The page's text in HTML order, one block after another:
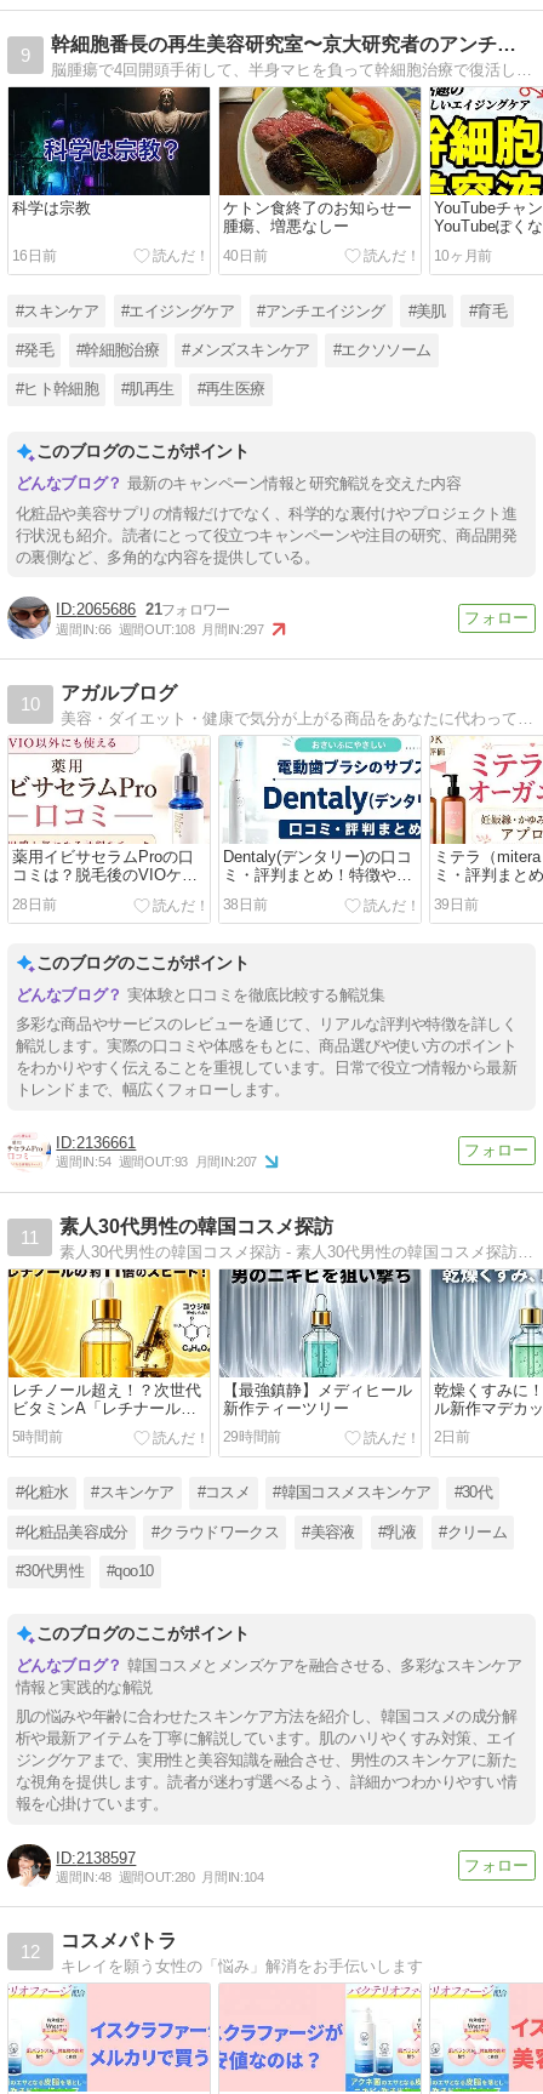
9
幹細胞番長の再生美容研究室〜京大研究者のアンチエイジング〜
脳腫瘍で4回開頭手術して、半身マヒを負って幹細胞治療で復活した研究者が、闘病しながら、再生医療の成分を配合したした若返り美容液を開発する過程を発信しています。再生医療を世に広めるために美容液の開発・販売と平行して医師免許取得も目指しています
科学は宗教
16日前
ケトン食終了のお知らせー
腫瘍、増悪なしー
40日前
YouTubeチャ
YouTubeぽく
10ヶ月前
#スキンケア #エイジングケア #アンチエイジング #美肌 #育毛
#発毛 #幹細胞治療 #メンズスキンケア #エクソソーム
#ヒト幹細胞 #肌再生 #再生医療
このブログのここがポイント
最新のキャンペーン情報と研究解説を交えた内容
化粧品や美容サプリの情報だけでなく、科学的な裏付けやプロジェクト進
行状況も紹介。読者にとって役立つキャンペーンや注目の研究、商品開発
の裏側など、多角的な内容を提供している。
2065686 21
週間IN:66 週間OUT:108 月間IN:297
10
アガルブログ
美容・ダイエット・健康で気分が上がる商品をあなたに代わって鬼調査！美容好きなら見逃せない商品の特徴・口コミ・最安値など、購入前にチェックしたいポイントをまとめています。
薬用イビサセラムProの口
コミは？脱毛後のVIOケア
を考える人へ
28日前
Dentaly(デンタリー)の口コ
ミ・評判まとめ！特徴やメ
リット・注意点を紹介
38日前
ミテラ（
ミ・評判まと
すすめする人
39日前
このブログのここがポイント
実体験と口コミを徹底比較する解説集
多彩な商品やサービスのレビューを通じて、リアルな評判や特徴を詳しく
解説します。実際の口コミや体感をもとに、商品選びや使い方のポイント
をわかりやすく伝えることを重視しています。日常で役立つ情報から最新
トレンドまで、幅広くフォローします。
2136661
週間IN:54 週間OUT:93 月間IN:207
11
素人30代男性の韓国コスメ探訪
素人30代男性の韓国コスメ探訪 - 素人30代男性の韓国コスメ探訪 男性視点で見る韓国コスメの魅力
レチノール超え！？次世代
ビタミンA「レチナール」
の効果と使い方
5時間前
【最強鎮静】メディヒール
新作ティーツリー
29時間前
乾燥くすみに
ル新作マデカ
2日前
#化粧水 #スキンケア #コスメ #韓国コスメスキンケア #30代
#化粧品美容成分 #クラウドワークス #美容液 #乳液 #クリーム
#30代男性 #qoo10
このブログのここがポイント
韓国コスメとメンズケアを融合させる、多彩なスキンケア
情報と実践的な解説
肌の悩みや年齢に合わせたスキンケア方法を紹介し、韓国コスメの成分解
析や最新アイテムを丁寧に解説しています。肌のハリやくすみ対策、エイ
ジングケアまで、実用性と美容知識を融合させ、男性のスキンケアに新た
な視角を提供します。読者が迷わず選べるよう、詳細かつわかりやすい情
報を心掛けています。
2138597
週間IN:48 週間OUT:280 月間IN:104
12
コスメパトラ
キレイを願う女性の「悩み」解消をお手伝いします